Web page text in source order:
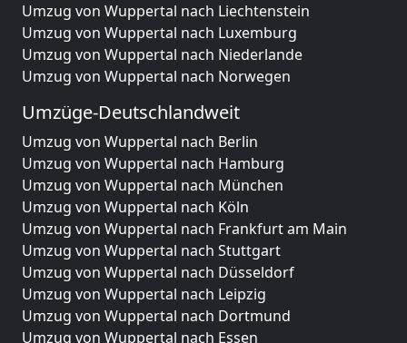
Umzug von Wuppertal nach Liechtenstein
Umzug von Wuppertal nach Luxemburg
Umzug von Wuppertal nach Niederlande
Umzug von Wuppertal nach Norwegen
Umzüge-Deutschlandweit
Umzug von Wuppertal nach Berlin
Umzug von Wuppertal nach Hamburg
Umzug von Wuppertal nach München
Umzug von Wuppertal nach Köln
Umzug von Wuppertal nach Frankfurt am Main
Umzug von Wuppertal nach Stuttgart
Umzug von Wuppertal nach Düsseldorf
Umzug von Wuppertal nach Leipzig
Umzug von Wuppertal nach Dortmund
Umzug von Wuppertal nach Essen